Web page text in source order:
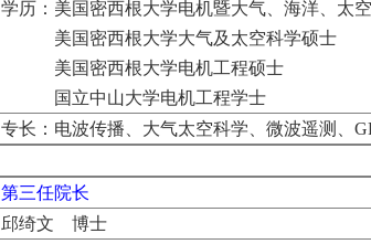
学历： 美国密西根大学电机暨大气、海洋、太
美国密西根大学大气及太空科学硕士
美国密西根大学电机工程硕士
国立中山大学电机工程学士
专长：电波传播、大气太空科学、微波遥测、
第三任院长
邱绮文 博士